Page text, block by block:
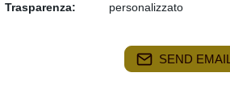
Trasparenza:
personalizzato
SEND